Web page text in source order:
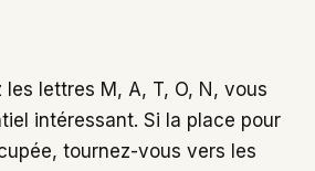
lettres M, A, T, O, N, vous
intéressant. Si la place pour
tournez-vous vers les